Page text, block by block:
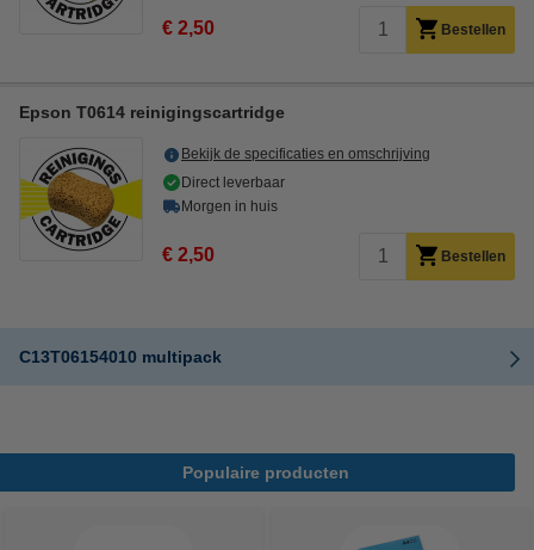
€ 2,50 Bestellen
Epson T0614 reinigingscartridge
Bekijk de specificaties en omschrijving
Direct leverbaar
Morgen in huis
€ 2,50 Bestellen
C13T06154010 multipack
Populaire producten